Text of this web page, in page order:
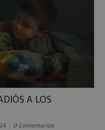
A LOS
0 Comentarios